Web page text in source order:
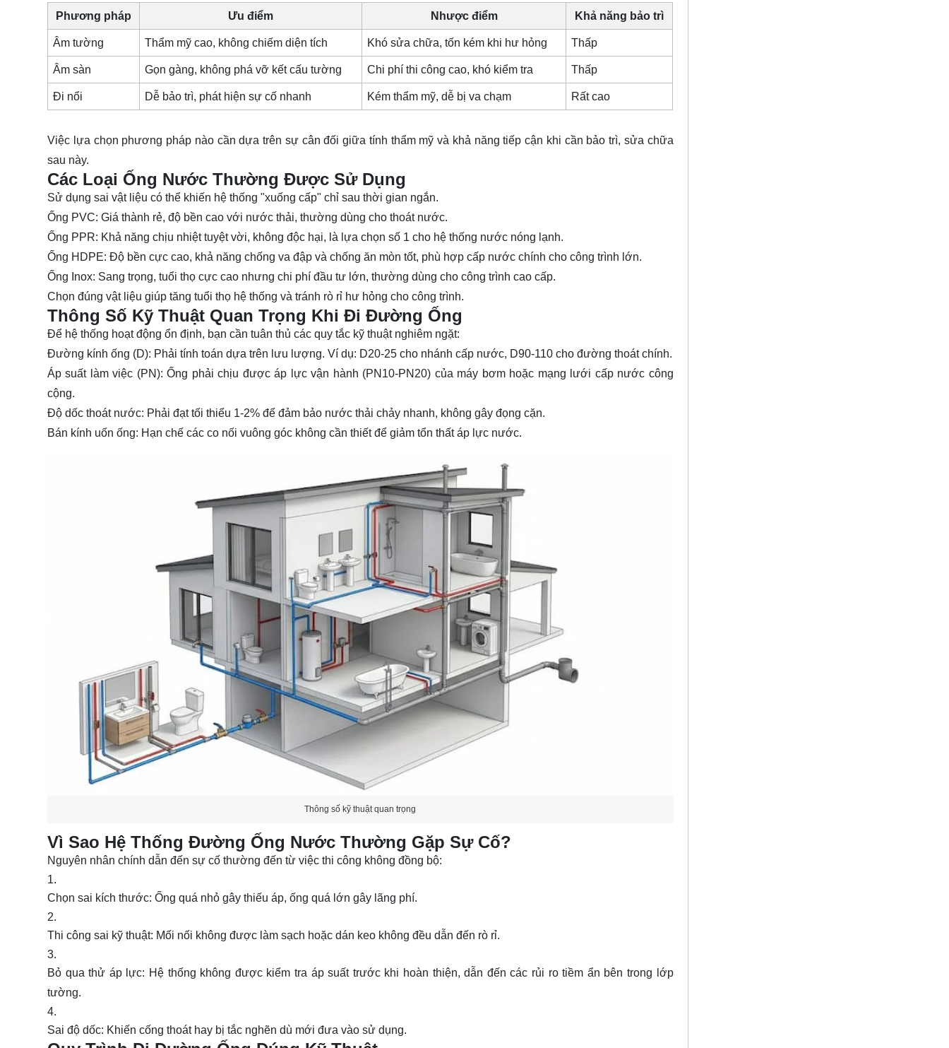
Phương pháp Ưu điểm Nhược điểm Khả năng bảo trì
Âm tường Thẩm mỹ cao, không chiếm diện tích Khó sửa chữa, tốn kém khi hư hỏng Thấp
Âm sàn Gọn gàng, không phá vỡ kết cấu tường Chi phí thi công cao, khó kiểm tra Thấp
Đi nổi Dễ bảo trì, phát hiện sự cố nhanh Kém thẩm mỹ, dễ bị va chạm Rất cao
Việc lựa chọn phương pháp nào cần dựa trên sự cân đối giữa tính thẩm mỹ và khả năng tiếp cận khi cần bảo trì, sửa chữa
sau này.
Các Loại Ống Nước Thường Được Sử Dụng
Sử dụng sai vật liệu có thể khiến hệ thống "xuống cấp" chỉ sau thời gian ngắn.
Ống PVC: Giá thành rẻ, độ bền cao với nước thải, thường dùng cho thoát nước.
Ống PPR: Khả năng chịu nhiệt tuyệt vời, không độc hại, là lựa chọn số 1 cho hệ thống nước nóng lạnh.
Ống HDPE: Độ bền cực cao, khả năng chống va đập và chống ăn mòn tốt, phù hợp cấp nước chính cho công trình lớn.
Ống Inox: Sang trọng, tuổi thọ cực cao nhưng chi phí đầu tư lớn, thường dùng cho công trình cao cấp.
Chọn đúng vật liệu giúp tăng tuổi thọ hệ thống và tránh rò rỉ hư hỏng cho công trình.
Thông Số Kỹ Thuật Quan Trọng Khi Đi Đường Ống
Để hệ thống hoạt động ổn định, bạn cần tuân thủ các quy tắc kỹ thuật nghiêm ngặt:
Đường kính ống (D): Phải tính toán dựa trên lưu lượng. Ví dụ: D20-25 cho nhánh cấp nước, D90-110 cho đường thoát chính.
Áp suất làm việc (PN): Ống phải chịu được áp lực vận hành (PN10-PN20) của máy bơm hoặc mạng lưới cấp nước công
cộng.
Độ dốc thoát nước: Phải đạt tối thiểu 1-2% để đảm bảo nước thải chảy nhanh, không gây đọng cặn.
Bán kính uốn ống: Hạn chế các co nối vuông góc không cần thiết để giảm tổn thất áp lực nước.
Thông số kỹ thuật quan trọng
Vì Sao Hệ Thống Đường Ống Nước Thường Gặp Sự Cố?
Nguyên nhân chính dẫn đến sự cố thường đến từ việc thi công không đồng bộ:
Chọn sai kích thước: Ống quá nhỏ gây thiếu áp, ống quá lớn gây lãng phí.
Thi công sai kỹ thuật: Mối nối không được làm sạch hoặc dán keo không đều dẫn đến rò rỉ.
Bỏ qua thử áp lực: Hệ thống không được kiểm tra áp suất trước khi hoàn thiện, dẫn đến các rủi ro tiềm ẩn bên trong lớp
tường.
Sai độ dốc: Khiến cống thoát hay bị tắc nghẽn dù mới đưa vào sử dụng.